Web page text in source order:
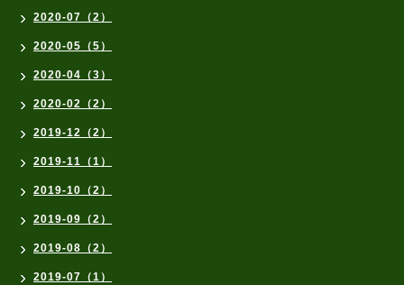
2020-07（2）
2020-05（5）
2020-04（3）
2020-02（2）
2019-12（2）
2019-11（1）
2019-10（2）
2019-09（2）
2019-08（2）
2019-07（1）